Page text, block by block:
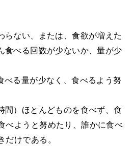
らない、または、食欲が増えた
食べる回数が少ないか、量が少
べる量が少なく、食べるよう努
間）ほとんどものを食べず、食
べようと努めたり、誰かに食べ
だけである。